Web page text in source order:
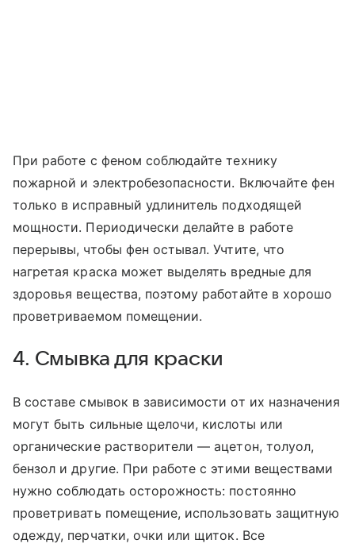
При работе с феном соблюдайте технику
пожарной и электробезопасности. Включайте фен
только в исправный удлинитель подходящей
мощности. Периодически делайте в работе
перерывы, чтобы фен остывал. Учтите, что
нагретая краска может выделять вредные для
здоровья вещества, поэтому работайте в хорошо
проветриваемом помещении.
4. Смывка для краски
В составе смывок в зависимости от их назначения
могут быть сильные щелочи, кислоты или
органические растворители — ацетон, толуол,
бензол и другие. При работе с этими веществами
нужно соблюдать осторожность: постоянно
проветривать помещение, использовать защитную
одежду, перчатки, очки или щиток. Все